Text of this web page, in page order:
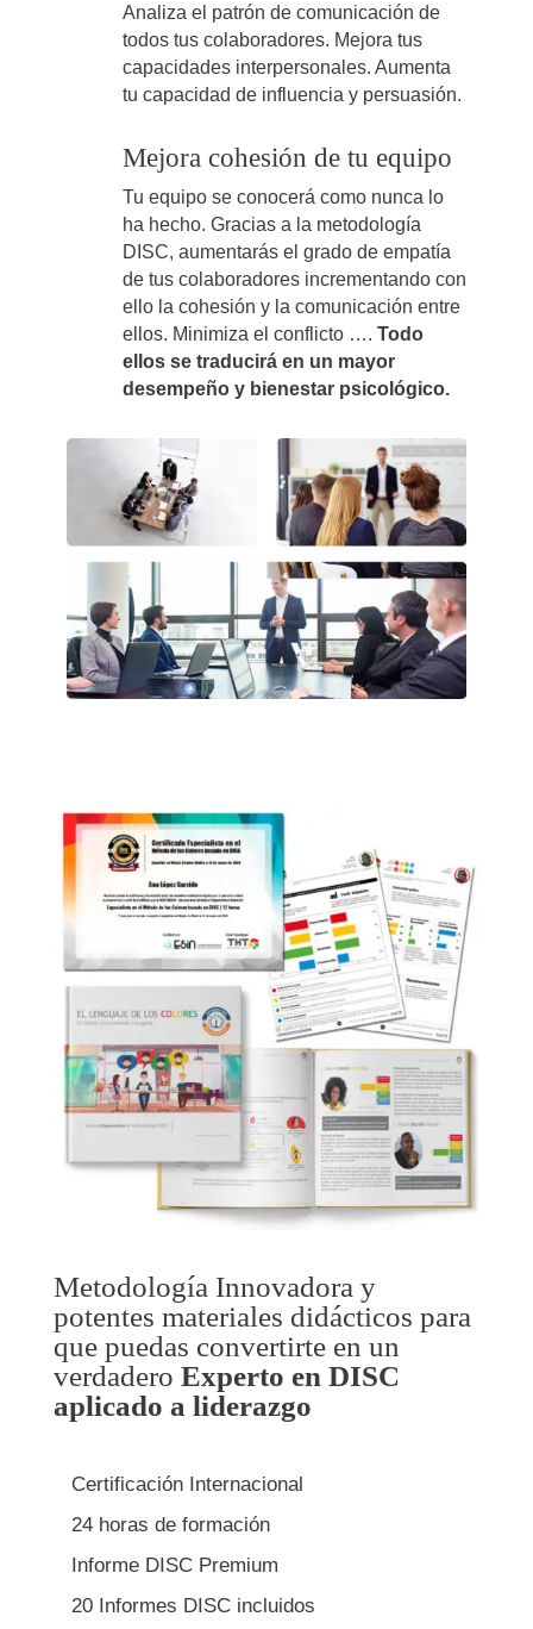
Analiza el patrón de comunicación de
todos tus colaboradores. Mejora tus
capacidades interpersonales. Aumenta
tu capacidad de influencia y persuasión.
Mejora cohesión de tu equipo
Tu equipo se conocerá como nunca lo
ha hecho. Gracias a la metodología
DISC, aumentarás el grado de empatía
de tus colaboradores incrementando con
ello la cohesión y la comunicación entre
ellos. Minimiza el conflicto …. Todo
ellos se traducirá en un mayor
desempeño y bienestar psicológico.
Metodología Innovadora y
potentes materiales didácticos para
que puedas convertirte en un
verdadero Experto en DISC
aplicado a liderazgo
Certificación Internacional
24 horas de formación
Informe DISC Premium
20 Informes DISC incluidos